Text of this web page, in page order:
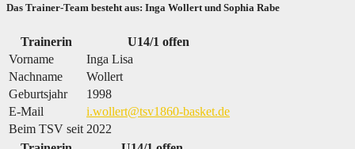
Das Trainer-Team besteht aus: Inga Wollert und Sophia Rabe
Trainerin
U14/1 offen
Vorname
Inga Lisa
Nachname
Wollert
Geburtsjahr
1998
E-Mail
i.wollert@tsv1860-basket.de
Beim TSV seit 2022